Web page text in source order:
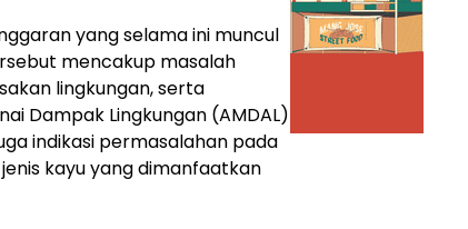
yang selama ini muncul
mencakup masalah
lingkungan, serta
Dampak Lingkungan (AMDAL)
indikasi permasalahan pada
kayu yang dimanfaatkan